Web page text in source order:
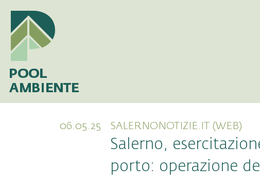
06.05.25 SALERNONOTIZIE.IT (WEB)
Salerno,
porto: operazione